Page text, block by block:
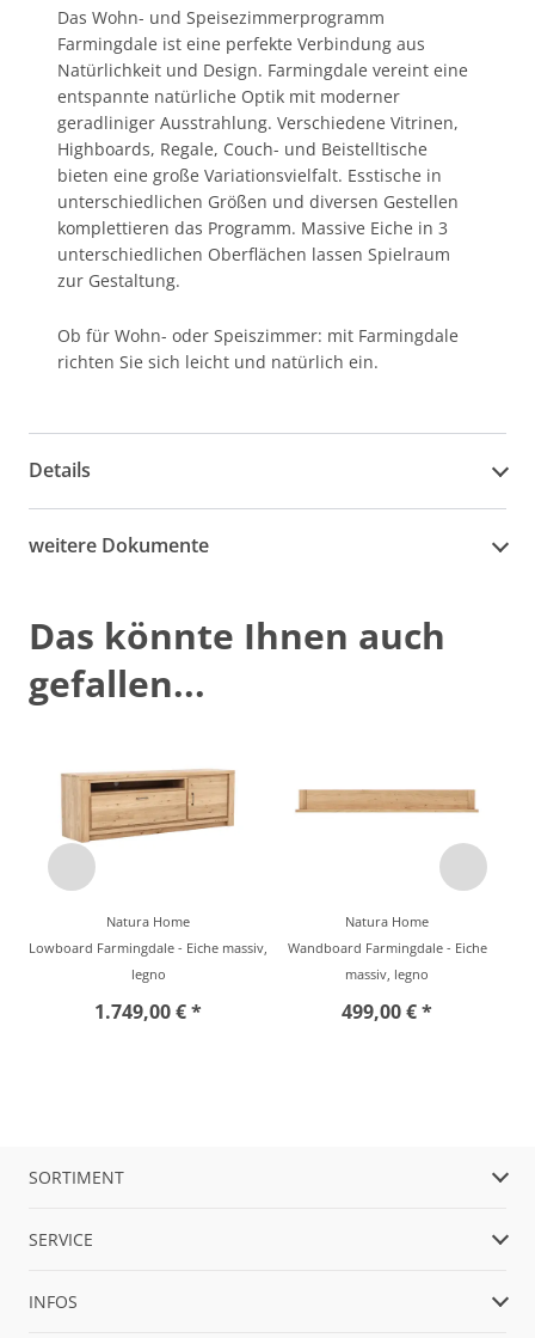
Das Wohn- und Speisezimmerprogramm
Farmingdale ist eine perfekte Verbindung aus
Natürlichkeit und Design. Farmingdale vereint eine
entspannte natürliche Optik mit moderner
geradliniger Ausstrahlung. Verschiedene Vitrinen,
Highboards, Regale, Couch- und Beistelltische
bieten eine große Variationsvielfalt. Esstische in
unterschiedlichen Größen und diversen Gestellen
komplettieren das Programm. Massive Eiche in 3
unterschiedlichen Oberflächen lassen Spielraum
zur Gestaltung.
Ob für Wohn- oder Speiszimmer: mit Farmingdale
richten Sie sich leicht und natürlich ein.
Details
weitere Dokumente
Das könnte Ihnen auch
gefallen...
Natura Home
Lowboard Farmingdale - Eiche massiv,
legno
1.749,00 € *
Natura Home
Wandboard Farmingdale - Eiche
massiv, legno
499,00 € *
SORTIMENT
SERVICE
INFOS